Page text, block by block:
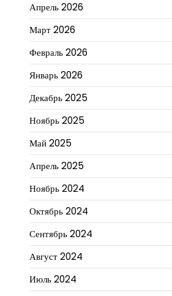
Апрель 2026
Март 2026
Февраль 2026
Январь 2026
Декабрь 2025
Ноябрь 2025
Май 2025
Апрель 2025
Ноябрь 2024
Октябрь 2024
Сентябрь 2024
Август 2024
Июль 2024